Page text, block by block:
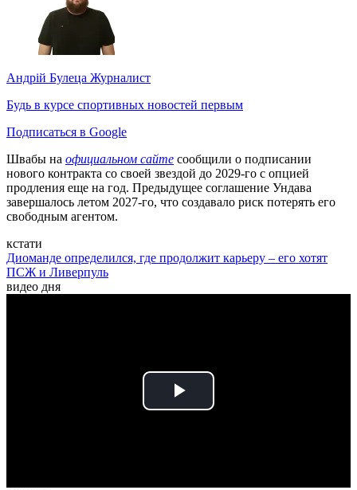
Андрій Булеца Журналист
Будь в курсе спортивных новостей первым
Подписаться в Google
Швабы на официальном сайте сообщили о подписании
нового контракта со своей звездой до 2029-го с опцией
продления еще на год. Предыдущее соглашение Ундава
завершалось летом 2027-го, что создавало риск потерять его
свободным агентом.
кстати
Диоманде определился, где продолжит карьеру – его хотят
ПСЖ и Ливерпуль
видео дня
Play